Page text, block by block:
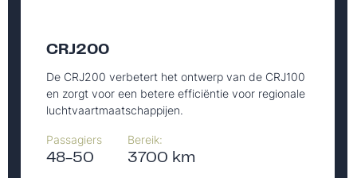
CRJ200
De CRJ200 verbetert het ontwerp van de CRJ100
en zorgt voor een betere efficiëntie voor regionale
luchtvaartmaatschappijen.
Passagiers
48-50
Bereik:
3700 km